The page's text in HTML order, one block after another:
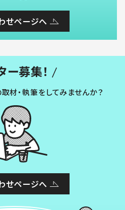
せページへ
ー募集！
材・執筆をしてみませんか？
せページへ